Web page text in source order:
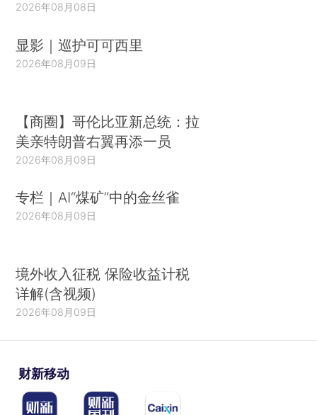
2026年08月08日
显影｜巡护可可西里
2026年08月09日
【商圈】哥伦比亚新总统：拉
美亲特朗普右翼再添一员
2026年08月09日
专栏｜AI“煤矿”中的金丝雀
2026年08月09日
境外收入征税 保险收益计税
详解(含视频)
2026年08月09日
财新移动